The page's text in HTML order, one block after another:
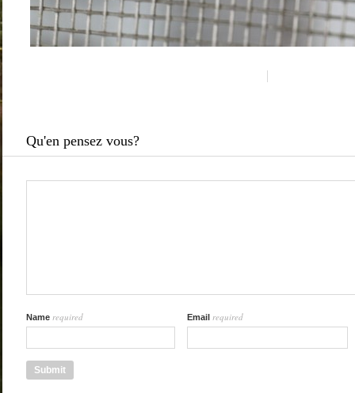
Qu'en pensez vous?
Name required Email required